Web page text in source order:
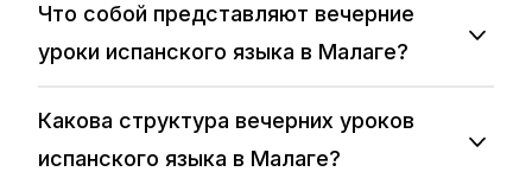
Что собой представляют вечерние
уроки испанского языка в Малаге?
Какова структура вечерних уроков
испанского языка в Малаге?